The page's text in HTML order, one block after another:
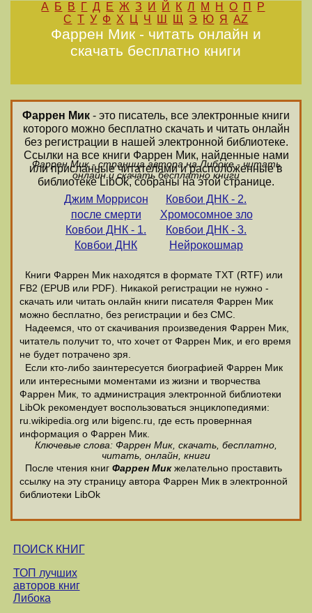
А Б В Г Д Е Ж З И Й К Л М Н О П
Р
С Т У Ф Х Ц Ч Ш Щ Э Ю Я AZ
Фаррен Мик - читать онлайн и
скачать бесплатно книги
Фаррен Мик - это писатель, все электронные книги
которого можно бесплатно скачать и читать онлайн
без регистрации в нашей электронной библиотеке.
Ссылки на все книги Фаррен Мик, найденные нами
или присланные читателями и расположенные в
библиотеке LibOk, собраны на этой странице.
Фаррен Мик - страница автора на Либоке - читать
онлайн и скачать бесплатно книги
Джим Моррисон
после смерти
Ковбои ДНК - 1.
Ковбои ДНК
Ковбои ДНК - 2.
Хромосомное зло
Ковбои ДНК - 3.
Нейрокошмар
Книги Фаррен Мик находятся в формате ТХТ (RTF) или
FB2 (EPUB или PDF). Никакой регистрации не нужно -
скачать или читать онлайн книги писателя Фаррен Мик
можно бесплатно, без регистрации и без СМС.
Надеемся, что от скачивания произведения Фаррен Мик,
читатель получит то, что хочет от Фаррен Мик, и его время
не будет потрачено зря.
Если кто-либо заинтересуется биографией Фаррен Мик
или интересными моментами из жизни и творчества
Фаррен Мик, то администрация электронной библиотеки
LibOk рекомендует воспользоваться энциклопедиями:
ru.wikipedia.org или bigenc.ru, где есть провернная
информация о Фаррен Мик.
Ключевые слова: Фаррен Мик, скачать, бесплатно,
читать, онлайн, книги
После чтения книг Фаррен Микжелательно проставить
ссылку на эту страницу автора Фаррен Мик в электронной
библиотеки LibOk
ПОИСК КНИГ
ТОП лучших
авторов книг
Либока